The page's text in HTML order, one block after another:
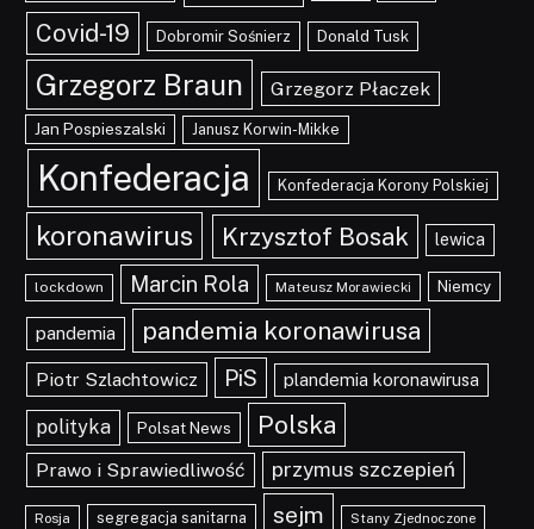
Covid-19 Dobromir Sośnierz Donald Tusk
Grzegorz Braun Grzegorz Płaczek
Jan Pospieszalski Janusz Korwin-Mikke
Konfederacja Konfederacja Korony Polskiej
koronawirus Krzysztof Bosak lewica
lockdown Marcin Rola Mateusz Morawiecki Niemcy
pandemia pandemia koronawirusa
Piotr Szlachtowicz PiS plandemia koronawirusa
polityka Polsat News Polska
Prawo i Sprawiedliwość przymus szczepień
Rosja segregacja sanitarna sejm Stany Zjednoczone